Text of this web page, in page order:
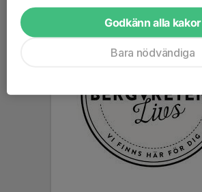
Godkänn alla kakor
Bara nödvändiga